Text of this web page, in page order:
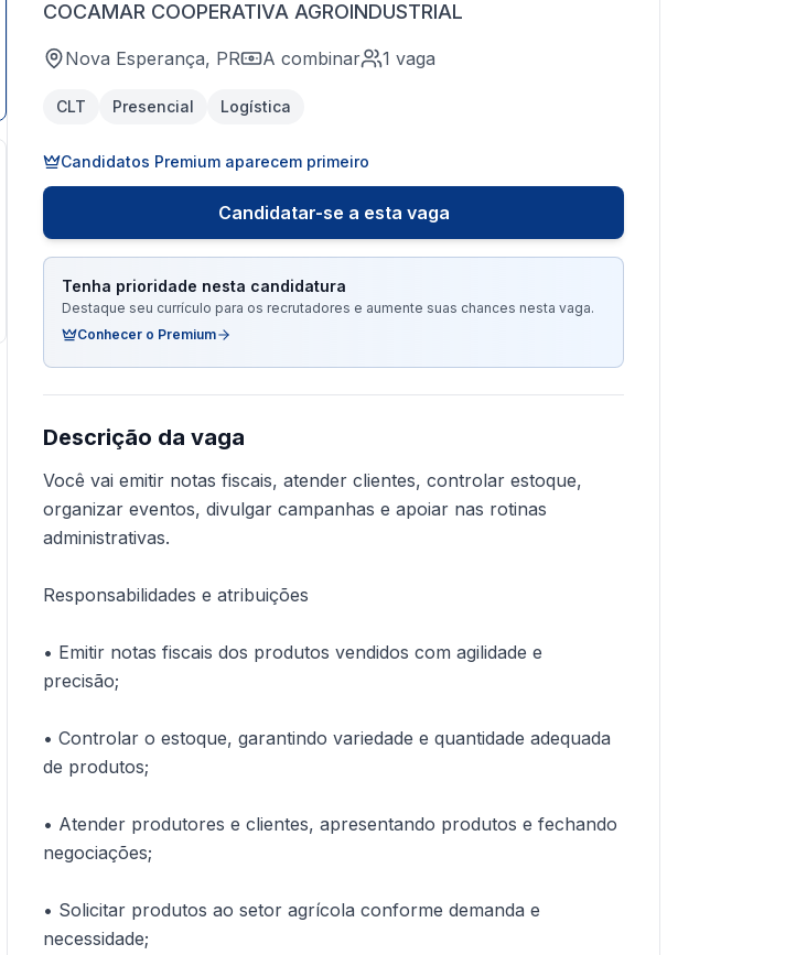
COCAMAR COOPERATIVA AGROINDUSTRIAL
Nova Esperança, PR A combinar 1 vaga
CLT Presencial Logística
Candidatos Premium aparecem primeiro
Candidatar-se a esta vaga
Tenha prioridade nesta candidatura
Destaque seu currículo para os recrutadores e aumente suas chances nesta vaga.
Conhecer o Premium
Descrição da vaga
Você vai emitir notas fiscais, atender clientes, controlar estoque,
organizar eventos, divulgar campanhas e apoiar nas rotinas
administrativas.
Responsabilidades e atribuições
• Emitir notas fiscais dos produtos vendidos com agilidade e
precisão;
• Controlar o estoque, garantindo variedade e quantidade adequada
de produtos;
• Atender produtores e clientes, apresentando produtos e fechando
negociações;
• Solicitar produtos ao setor agrícola conforme demanda e
necessidade;